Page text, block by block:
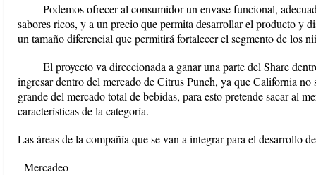
Podemos ofrecer al consumidor un envase funcional,
sabores ricos, y a un precio que permita desarrollar el producto y
un tamaño diferencial que permitirá fortalecer el segmento de los
El proyecto va direccionada a ganar una parte del Share
ingresar dentro del mercado de Citrus Punch, ya que California no
grande del mercado total de bebidas, para esto pretende sacar al
características de la categoría.
Las áreas de la compañía que se van a integrar para el desarrollo
- Mercadeo